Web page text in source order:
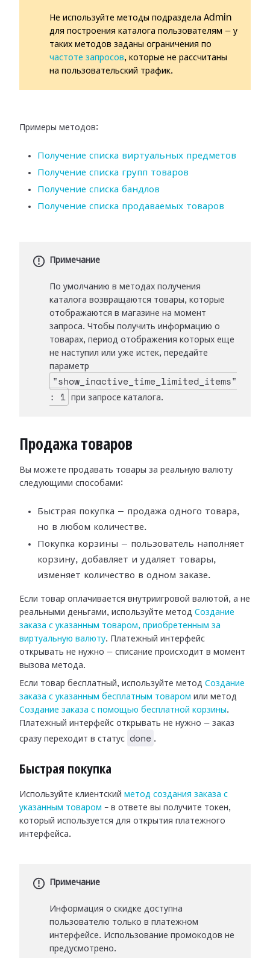
Не используйте методы подраздела Admin
для построения каталога пользователям — у
таких методов заданы ограничения по
частоте запросов, которые не рассчитаны
на пользовательский трафик.
Примеры методов:
Получение списка виртуальных предметов
Получение списка групп товаров
Получение списка бандлов
Получение списка продаваемых товаров
Примечание
По умолчанию в методах получения
каталога возвращаются товары, которые
отображаются в магазине на момент
запроса. Чтобы получить информацию о
товарах, период отображения которых еще
не наступил или уже истек, передайте
параметр
"show_inactive_time_limited_items"
: 1
при запросе каталога.
Продажа товаров
Вы можете продавать товары за реальную валюту
следующими способами:
Быстрая покупка — продажа одного товара,
но в любом количестве.
Покупка корзины — пользователь наполняет
корзину, добавляет и удаляет товары,
изменяет количество в одном заказе.
Если товар оплачивается внутриигровой валютой, а не
реальными деньгами, используйте метод Создание
заказа с указанным товаром, приобретенным за
виртуальную валюту. Платежный интерфейс
открывать не нужно — списание происходит в момент
вызова метода.
Если товар бесплатный, используйте метод Создание
заказа с указанным бесплатным товаром или метод
Создание заказа с помощью бесплатной корзины.
Платежный интерфейс открывать не нужно — заказ
сразу переходит в статус
done .
Быстрая покупка
Используйте клиентский метод создания заказа с
указанным товаром – в ответе вы получите токен,
который используется для открытия платежного
интерфейса.
Примечание
Информация о скидке доступна
пользователю только в платежном
интерфейсе. Использование промокодов не
предусмотрено.